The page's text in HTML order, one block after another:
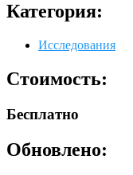
Категория:
Исследования
Стоимость:
Бесплатно
Обновлено: